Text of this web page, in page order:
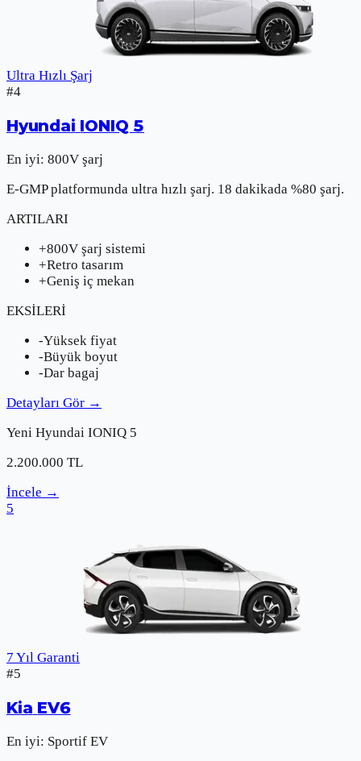
Ultra Hızlı Şarj
#4
Hyundai IONIQ 5
En iyi: 800V şarj
E-GMP platformunda ultra hızlı şarj. 18 dakikada %80 şarj.
ARTILARI
+800V şarj sistemi
+Retro tasarım
+Geniş iç mekan
EKSİLERİ
-Yüksek fiyat
-Büyük boyut
-Dar bagaj
Detayları Gör →
Yeni Hyundai IONIQ 5
2.200.000 TL
İncele →
5
7 Yıl Garanti
#5
Kia EV6
En iyi: Sportif EV